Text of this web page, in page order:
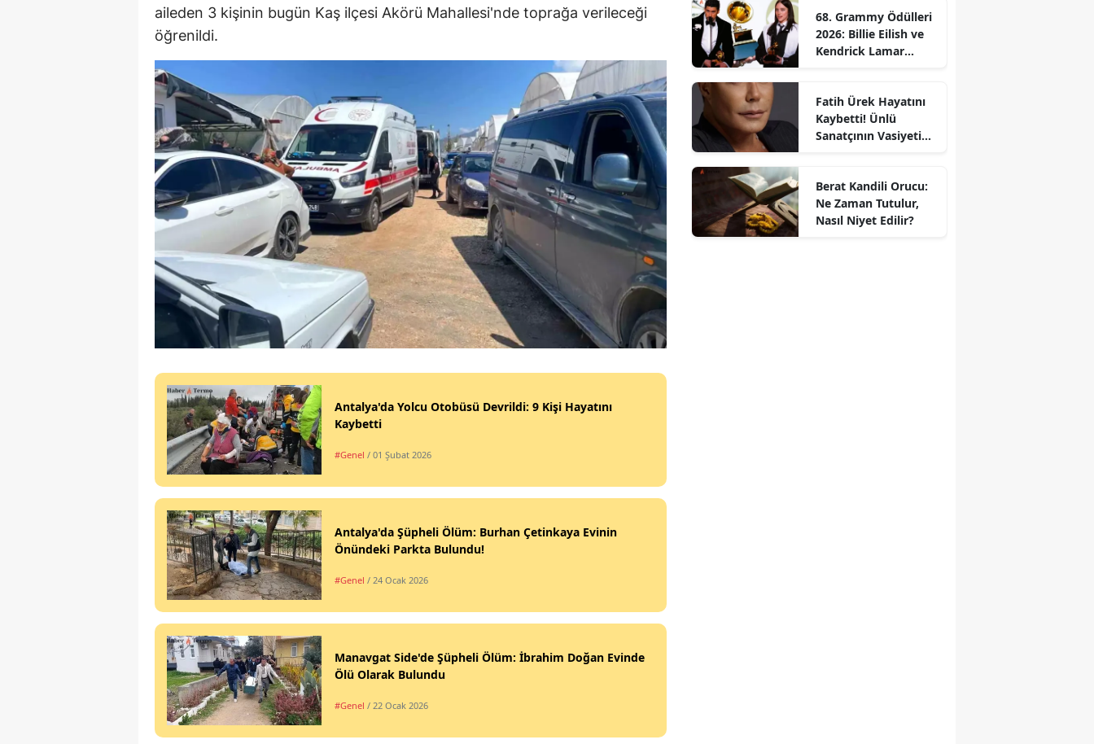
aileden 3 kişinin bugün Kaş ilçesi Akörü Mahallesi'nde toprağa verileceği
öğrenildi.
Antalya'da Yolcu Otobüsü Devrildi: 9 Kişi Hayatını
Kaybetti
#Genel / 01 Şubat 2026
Antalya'da Şüpheli Ölüm: Burhan Çetinkaya Evinin
Önündeki Parkta Bulundu!
#Genel / 24 Ocak 2026
Manavgat Side'de Şüpheli Ölüm: İbrahim Doğan Evinde
Ölü Olarak Bulundu
#Genel / 22 Ocak 2026
68. Grammy Ödülleri
2026: Billie Eilish ve
Kendrick Lamar
Fatih Ürek Hayatını
Kaybetti! Ünlü
Sanatçının Vasiyeti
Berat Kandili Orucu:
Ne Zaman Tutulur,
Nasıl Niyet Edilir?